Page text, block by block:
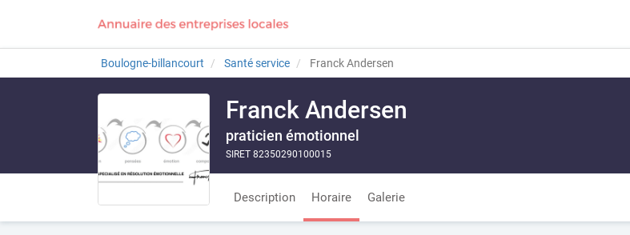
Boulogne-billancourt Santé service Franck Andersen
Franck Andersen
praticien émotionnel
SIRET 82350290100015
Description Horaire Galerie